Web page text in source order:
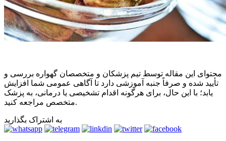
محتوای این مقاله توسط تیم پزشکان و متخصصان گهواره بررسی و
تأیید شده و صرفاً جنبه آموزشی دارد تا آگاهی عمومی شما افزایش
یابد؛ با این حال، برای هرگونه اقدام تشخیصی یا درمانی، به پزشک
متخصص مراجعه کنید.
به اشتراک بگذارید